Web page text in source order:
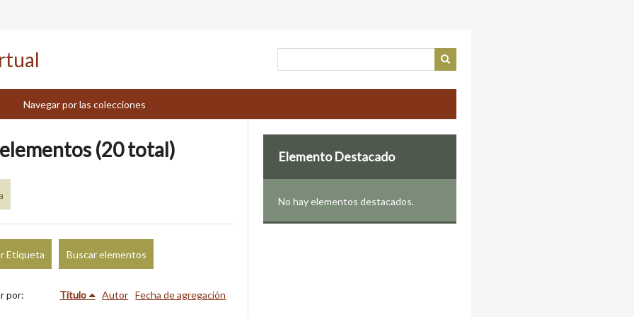
Navegar por las colecciones
(20 total)
Etiqueta Buscar elementos
por: Título Autor Fecha de agregación
Elemento Destacado
No hay elementos destacados.